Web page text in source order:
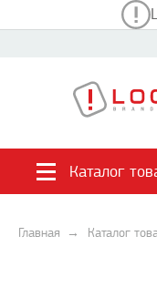
Каталог
Главная Каталог